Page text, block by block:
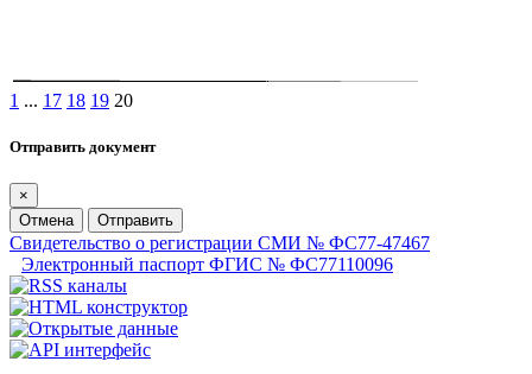
1 ... 17 18 19 20
Отправить документ
×
Отмена
Отправить
Свидетельство о регистрации СМИ № ФС77-47467
Электронный паспорт ФГИС № ФС77110096